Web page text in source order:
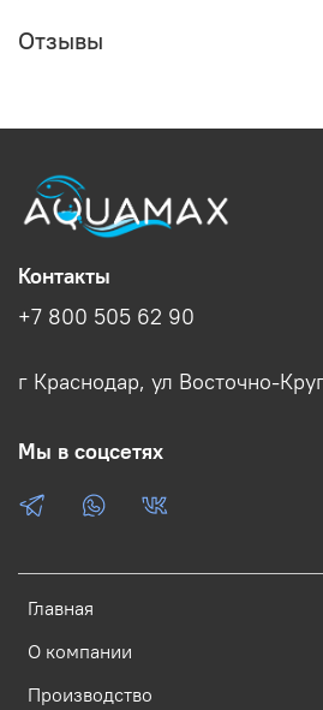
Отзывы
Главная
О компании
Производство
Контакты
+7 800 505 62 90
г Краснодар, ул Восточно-
Мы в соцсетях